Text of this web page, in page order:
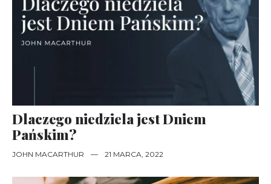
Dlaczego niedziela jest Dniem
Pańskim?
JOHN MACARTHUR — 21 MARCA, 2022